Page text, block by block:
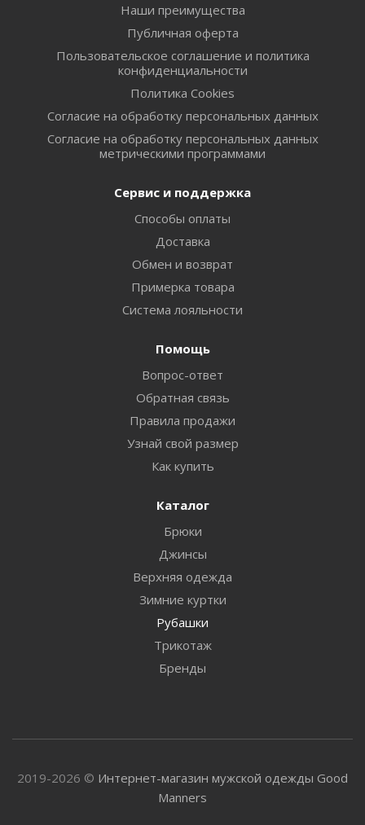
Наши преимущества
Публичная оферта
Пользовательское соглашение и политика
конфиденциальности
Политика Cookies
Согласие на обработку персональных данных
Согласие на обработку персональных данных
метрическими программами
Сервис и поддержка
Способы оплаты
Доставка
Обмен и возврат
Примерка товара
Система лояльности
Помощь
Вопрос-ответ
Обратная связь
Правила продажи
Узнай свой размер
Как купить
Каталог
Брюки
Джинсы
Верхняя одежда
Зимние куртки
Рубашки
Трикотаж
Бренды
2019-2026 © Интернет-магазин мужской одежды Good
Manners